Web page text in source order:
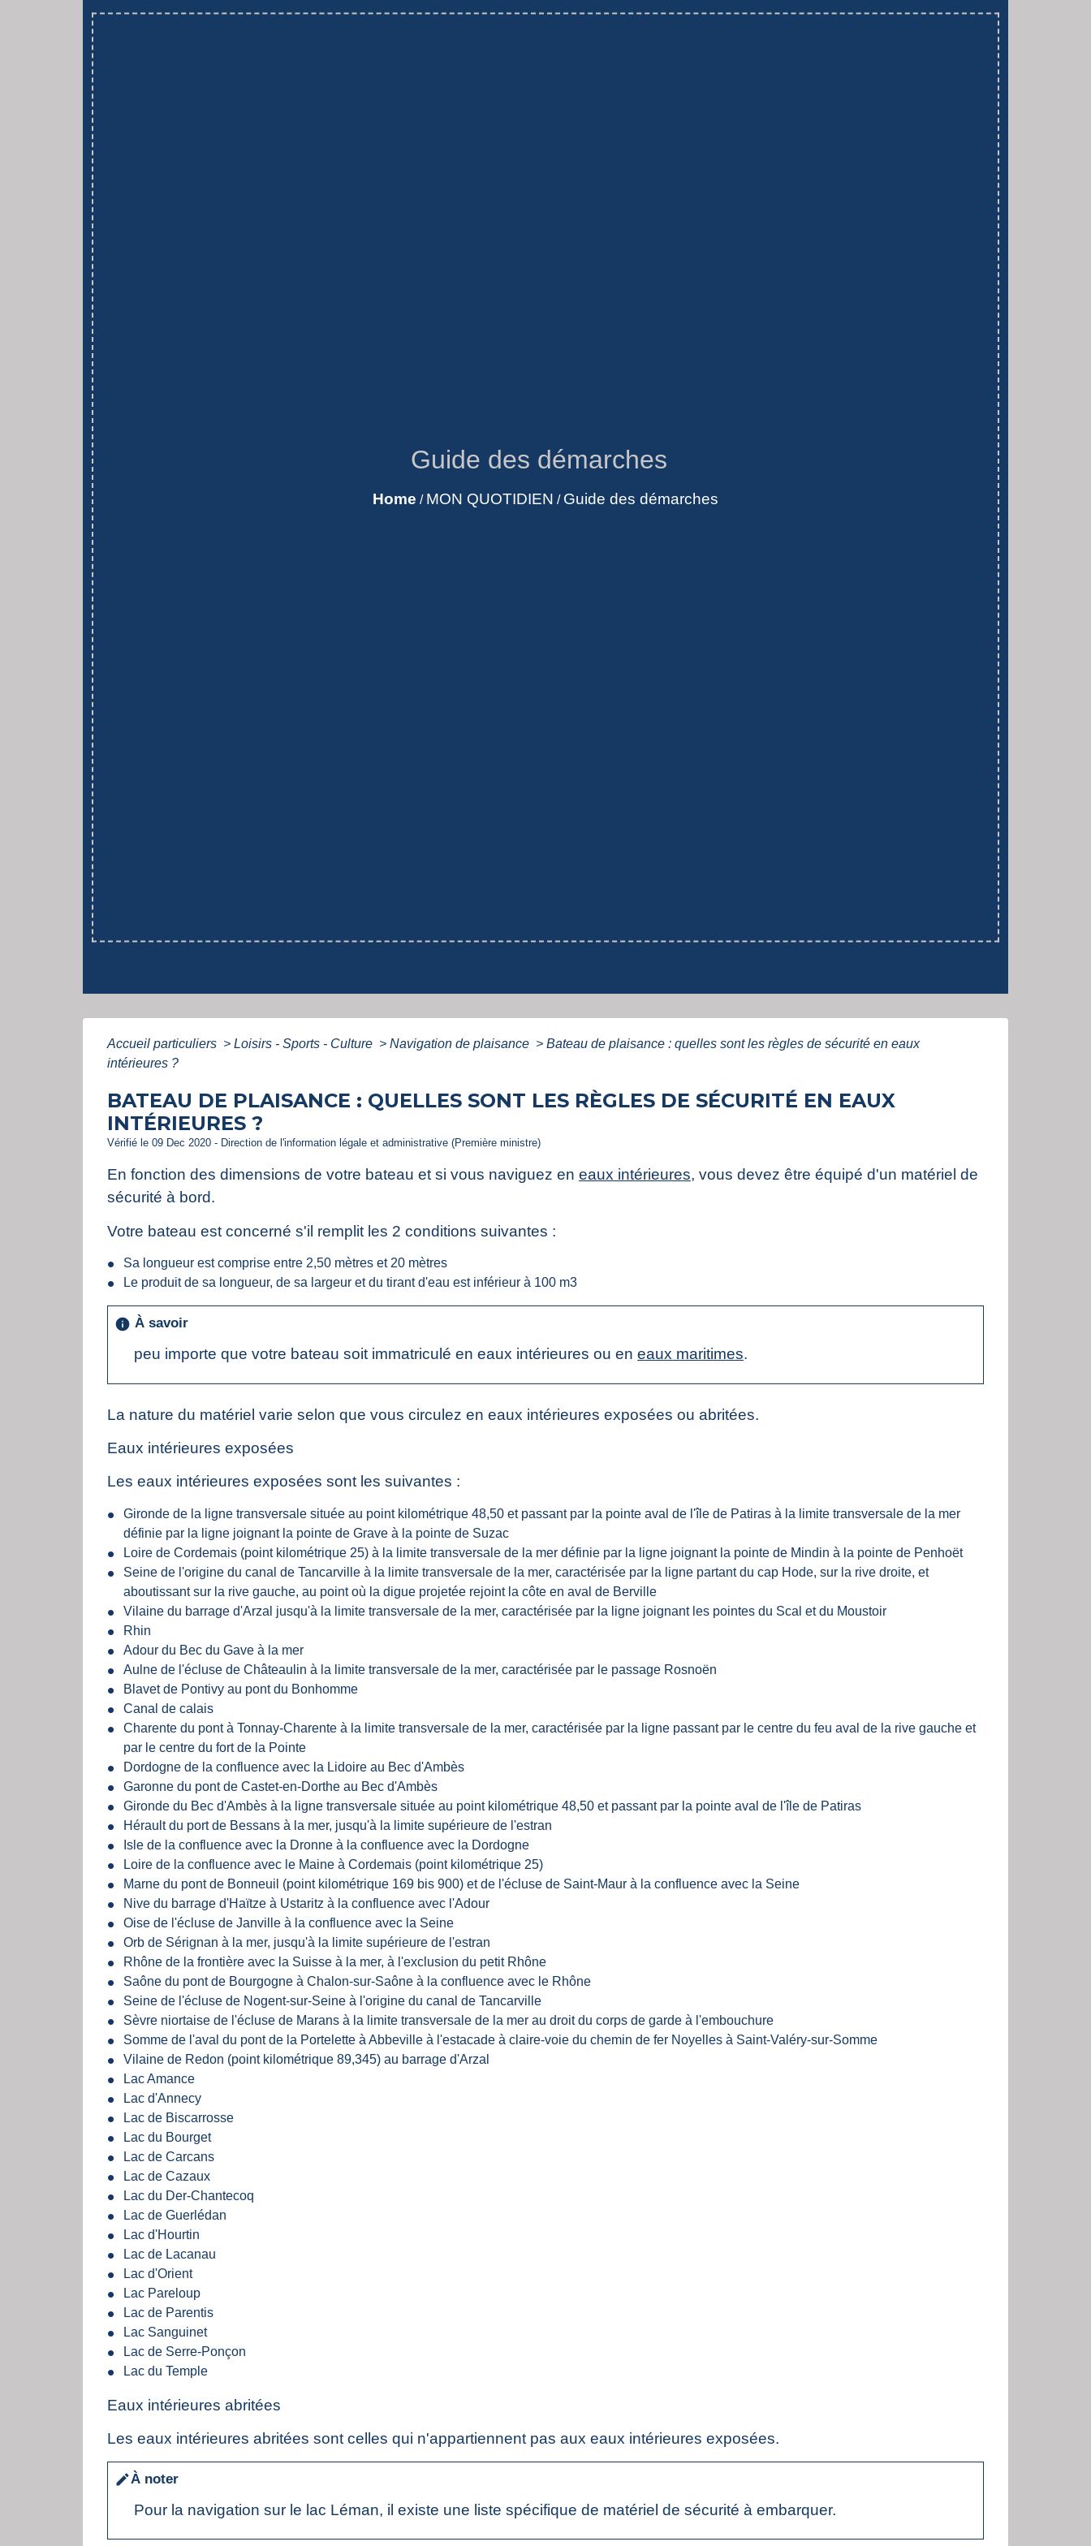
Guide des démarches
Home / MON QUOTIDIEN / Guide des démarches
Accueil particuliers > Loisirs - Sports - Culture > Navigation de plaisance > Bateau de plaisance : quelles sont les règles de sécurité en eaux
intérieures ?
BATEAU DE PLAISANCE : QUELLES SONT LES RÈGLES DE SÉCURITÉ EN EAUX
INTÉRIEURES ?
Vérifié le 09 Dec 2020 - Direction de l'information légale et administrative (Première ministre)
En fonction des dimensions de votre bateau et si vous naviguez en eaux intérieures, vous devez être équipé d'un matériel de
sécurité à bord.
Votre bateau est concerné s'il remplit les 2 conditions suivantes :
Sa longueur est comprise entre 2,50 mètres et 20 mètres
Le produit de sa longueur, de sa largeur et du tirant d'eau est inférieur à 100 m3
info À savoir
peu importe que votre bateau soit immatriculé en eaux intérieures ou en eaux maritimes.
La nature du matériel varie selon que vous circulez en eaux intérieures exposées ou abritées.
Eaux intérieures exposées
Les eaux intérieures exposées sont les suivantes :
Gironde de la ligne transversale située au point kilométrique 48,50 et passant par la pointe aval de l'île de Patiras à la limite transversale de la mer
définie par la ligne joignant la pointe de Grave à la pointe de Suzac
Loire de Cordemais (point kilométrique 25) à la limite transversale de la mer définie par la ligne joignant la pointe de Mindin à la pointe de Penhoët
Seine de l'origine du canal de Tancarville à la limite transversale de la mer, caractérisée par la ligne partant du cap Hode, sur la rive droite, et
aboutissant sur la rive gauche, au point où la digue projetée rejoint la côte en aval de Berville
Vilaine du barrage d'Arzal jusqu'à la limite transversale de la mer, caractérisée par la ligne joignant les pointes du Scal et du Moustoir
Rhin
Adour du Bec du Gave à la mer
Aulne de l'écluse de Châteaulin à la limite transversale de la mer, caractérisée par le passage Rosnoën
Blavet de Pontivy au pont du Bonhomme
Canal de calais
Charente du pont à Tonnay-Charente à la limite transversale de la mer, caractérisée par la ligne passant par le centre du feu aval de la rive gauche et
par le centre du fort de la Pointe
Dordogne de la confluence avec la Lidoire au Bec d'Ambès
Garonne du pont de Castet-en-Dorthe au Bec d'Ambès
Gironde du Bec d'Ambès à la ligne transversale située au point kilométrique 48,50 et passant par la pointe aval de l'île de Patiras
Hérault du port de Bessans à la mer, jusqu'à la limite supérieure de l'estran
Isle de la confluence avec la Dronne à la confluence avec la Dordogne
Loire de la confluence avec le Maine à Cordemais (point kilométrique 25)
Marne du pont de Bonneuil (point kilométrique 169 bis 900) et de l'écluse de Saint-Maur à la confluence avec la Seine
Nive du barrage d'Haïtze à Ustaritz à la confluence avec l'Adour
Oise de l'écluse de Janville à la confluence avec la Seine
Orb de Sérignan à la mer, jusqu'à la limite supérieure de l'estran
Rhône de la frontière avec la Suisse à la mer, à l'exclusion du petit Rhône
Saône du pont de Bourgogne à Chalon-sur-Saône à la confluence avec le Rhône
Seine de l'écluse de Nogent-sur-Seine à l'origine du canal de Tancarville
Sèvre niortaise de l'écluse de Marans à la limite transversale de la mer au droit du corps de garde à l'embouchure
Somme de l'aval du pont de la Portelette à Abbeville à l'estacade à claire-voie du chemin de fer Noyelles à Saint-Valéry-sur-Somme
Vilaine de Redon (point kilométrique 89,345) au barrage d'Arzal
Lac Amance
Lac d'Annecy
Lac de Biscarrosse
Lac du Bourget
Lac de Carcans
Lac de Cazaux
Lac du Der-Chantecoq
Lac de Guerlédan
Lac d'Hourtin
Lac de Lacanau
Lac d'Orient
Lac Pareloup
Lac de Parentis
Lac Sanguinet
Lac de Serre-Ponçon
Lac du Temple
Eaux intérieures abritées
Les eaux intérieures abritées sont celles qui n'appartiennent pas aux eaux intérieures exposées.
editÀ noter
Pour la navigation sur le lac Léman, il existe une liste spécifique de matériel de sécurité à embarquer.